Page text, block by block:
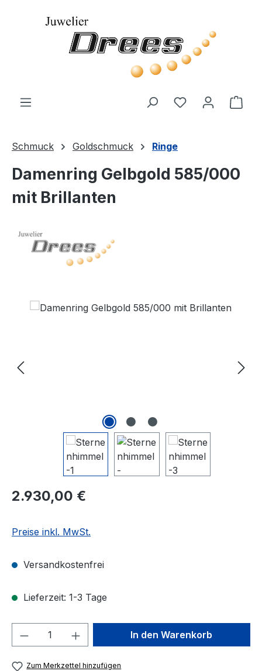
Zum Hauptinhalt springen
Du hast 0
Schmuck Goldschmuck Ringe
Damenring Gelbgold 585/000
mit Brillanten
Regulärer Preis:
2.930,00 €
Preise inkl. MwSt.
Versandkostenfrei
Lieferzeit: 1-3 Tage
Produkt Anzahl: Gib denIn den Warenkorb
Zum Merkzettel hinzufügen